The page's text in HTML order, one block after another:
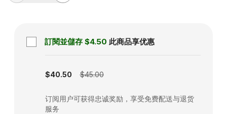
訂閱並儲存 $4.50 此商品享优惠
$40.50 $45.00
订阅用户可获得忠诚奖励，享受免费配送与退货
服务